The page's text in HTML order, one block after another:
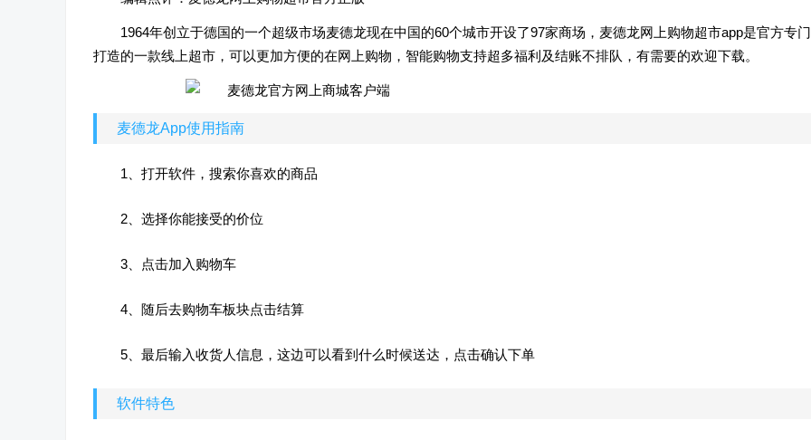
1964年创立于德国的一个超级市场麦德龙现在中国的60个城市开设了97家商场，麦德龙网上购物超市app是官方专门
打造的一款线上超市，可以更加方便的在网上购物，智能购物支持超多福利及结账不排队，有需要的欢迎下载。
麦德龙App使用指南
1、打开软件，搜索你喜欢的商品
2、选择你能接受的价位
3、点击加入购物车
4、随后去购物车板块点击结算
5、最后输入收货人信息，这边可以看到什么时候送达，点击确认下单
软件特色